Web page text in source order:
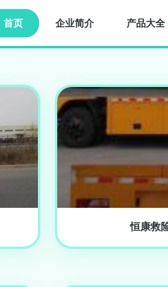
首页 企业简介 产品大全
恒康救